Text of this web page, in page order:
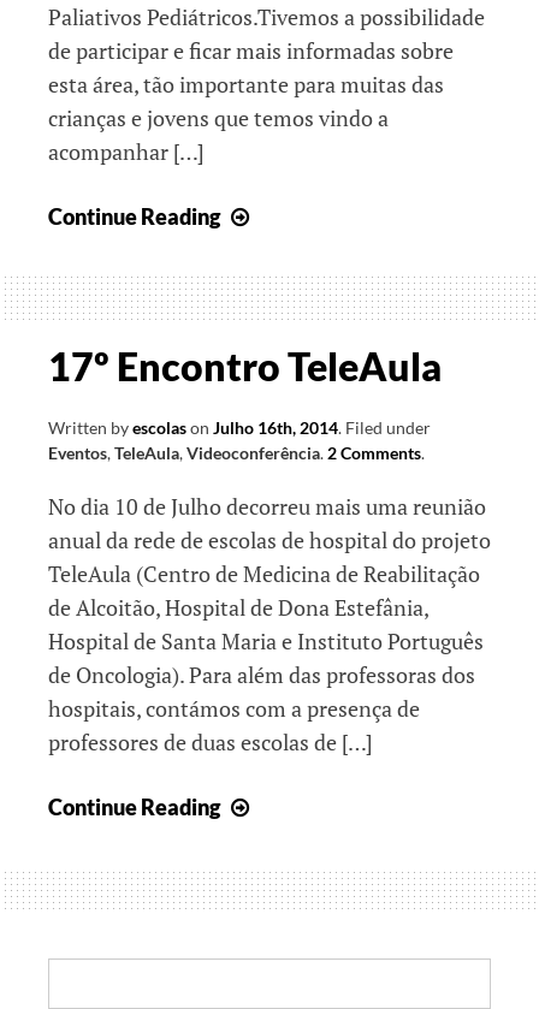
Paliativos Pediátricos.Tivemos a possibilidade
de participar e ficar mais informadas sobre
esta área, tão importante para muitas das
crianças e jovens que temos vindo a
acompanhar […]
Continue Reading
letiva
também
17º Encontro TeleAula
Written byescolason Julho 16th, 2014. Filed under
Eventos,TeleAula,Videoconferência. 2 Comments.
No dia 10 de Julho decorreu mais uma reunião
anual da rede de escolas de hospital do projeto
TeleAula (Centro de Medicina de Reabilitação
de Alcoitão, Hospital de Dona Estefânia,
Hospital de Santa Maria e Instituto Português
de Oncologia). Para além das professoras dos
hospitais, contámos com a presença de
professores de duas escolas de […]
Continue Reading
TeleAula